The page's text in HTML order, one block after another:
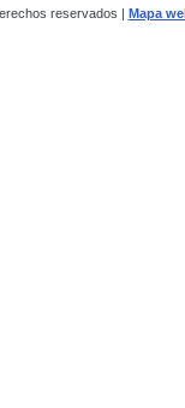
reservados | Mapa